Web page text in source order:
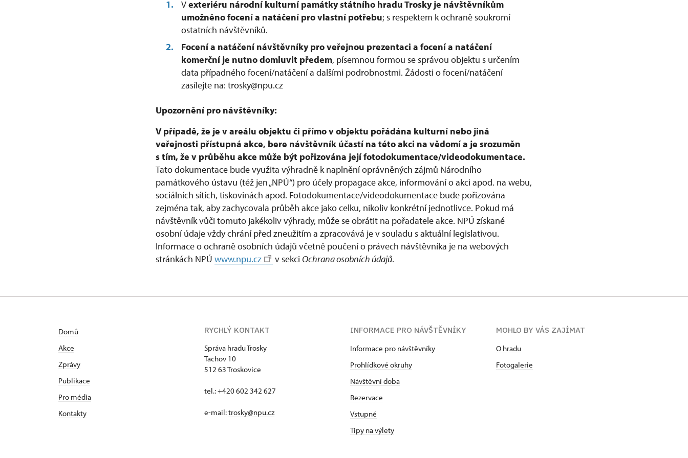
Vexteriéru národní kulturní památky státního hradu Trosky je návštěvníkům
umožněno focení a natáčení pro vlastní potřebu; s respektem k ochraně soukromí
ostatních návštěvníků.
Focení a natáčení návštěvníky pro veřejnou prezentaci a focení a natáčení
komerční je nutno domluvit předem, písemnou formou se správou objektu s určením
data případného focení/natáčení a dalšími podrobnostmi. Žádosti o focení/natáčení
zasílejte na: trosky@npu.cz
Upozornění pro návštěvníky:
V případě, že je v areálu objektu či přímo v objektu pořádána kulturní nebo jiná
veřejnosti přístupná akce, bere návštěvník účastí na této akci na vědomí a je srozuměn
s tím, že v průběhu akce může být pořizována její fotodokumentace/videodokumentace.
Tato dokumentace bude využita výhradně k naplnění oprávněných zájmů Národního
památkového ústavu (též jen „NPÚ“) pro účely propagace akce, informování o akci apod. na webu,
sociálních sítích, tiskovinách apod. Fotodokumentace/videodokumentace bude pořizována
zejména tak, aby zachycovala průběh akce jako celku, nikoliv konkrétní jednotlivce. Pokud má
návštěvník vůči tomuto jakékoliv výhrady, může se obrátit na pořadatele akce. NPÚ získané
osobní údaje vždy chrání před zneužitím a zpracovává je v souladu s aktuální legislativou.
Informace o ochraně osobních údajů včetně poučení o právech návštěvníka je na webových
stránkách NPÚ www.npu.cz v sekci Ochrana osobních údajů.
Domů
Akce
Zprávy
Publikace
Pro média
Kontakty
RYCHLÝ KONTAKT
Správa hradu Trosky
Tachov 10
512 63 Troskovice
tel.: +420 602 342 627
e-mail:trosky@npu.cz
INFORMACE PRO NÁVŠTĚVNÍKY
Informace pro návštěvníky
Prohlídkové okruhy
Návštěvní doba
Rezervace
Vstupné
Tipy na výlety
MOHLO BY VÁS ZAJÍMAT
O hradu
Fotogalerie